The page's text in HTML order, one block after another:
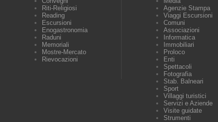
Riti-Religiosi
Reading
Escursioni
Enogastronomia
Raduni
Memoriali
Mostre-Mercato
Rievocazioni
Agenzie Stampa
Viaggi Escursioni
Comuni
Associazioni
Informatica
Immobiliari
Proloco
Enti
Spettacoli
Fotografia
Stab. Balneari
Sport
Villaggi turistici
Servizi e Aziende
Visite guidate
Strumenti